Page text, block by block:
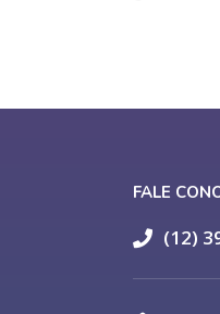
FALE
(12)